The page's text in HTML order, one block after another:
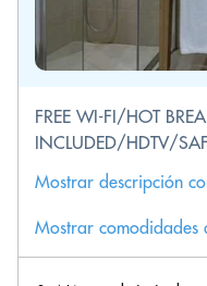
FREE WI-FI/HOT
INCLUDED/HDTV/
Mostrar descripción
Mostrar comodidades